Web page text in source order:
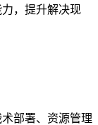
，提升解决现
部署、资源管理